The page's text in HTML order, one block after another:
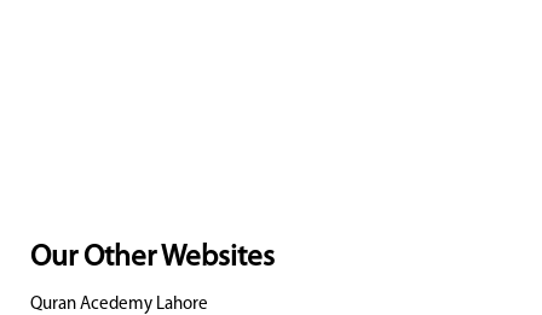
Our Other Websites
Quran Acedemy Lahore